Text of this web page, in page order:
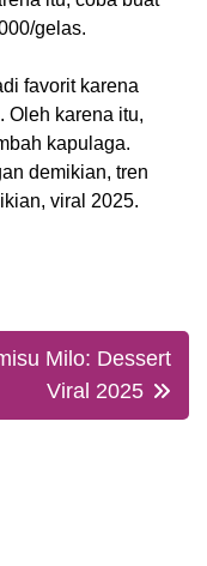
gelas.
favorit karena
Oleh karena itu,
kapulaga.
demikian, tren
viral 2025.
Milo: Dessert
Viral 2025